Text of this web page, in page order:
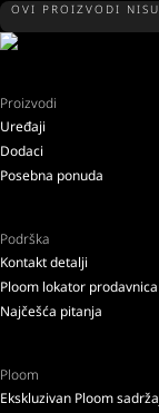
OVI PROIZVODI
Proizvodi
Uređaji
Dodaci
Posebna ponuda
Podrška
Kontakt detalji
Ploom lokator prodavnica
Najčešća pitanja
Ploom
Ekskluzivan Ploom